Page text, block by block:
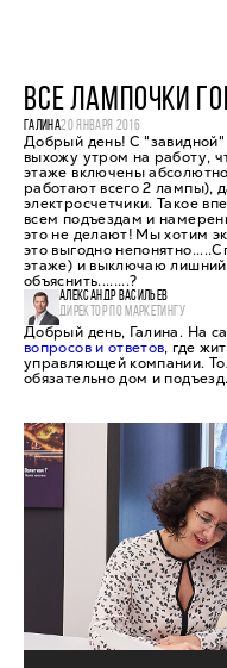
ВСЕ ЛАМПОЧКИ
ГАЛИНА20 ЯНВАРЯ 2016
Добрый день! С "завидной"
выхожу утром на работу,
этаже включены
работают всего 2 лампы),
электросчетчики. Такое
всем подъездам и
это не делают! Мы хотим
это выгодно
этаже) и выключаю
объяснить........?
АЛЕКСАНДР ВАСИЛЬЕВ
ДИРЕКТОР ПО МАРКЕТИНГУ
Добрый день, Галина. На
вопросов и ответов, где
управляющей компании.
обязательно дом и подъезд.